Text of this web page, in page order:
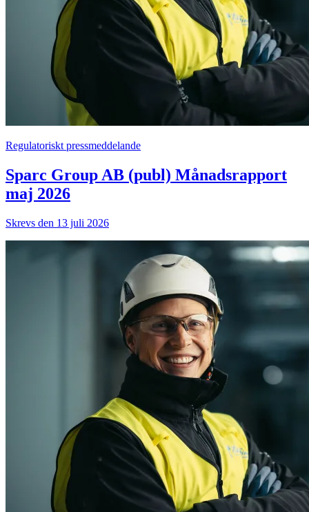
Regulatoriskt pressmeddelande
Sparc Group AB (publ) Månadsrapport
maj 2026
Skrevs den 13 juli 2026